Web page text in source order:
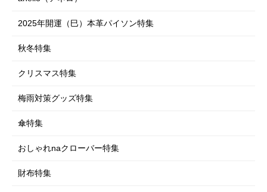
下着・肌着・ソックス
ペットグッズ特集
車・自転車用品
仏壇・仏具・お墓
スマートフォングッズ
コスメ・メイク用品
ダイエット
エクササイズ・ストレッチ
EM-X 備長炭
衛生用品
2025年開運（巳）本革パイソン特集
秋冬特集
クリスマス特集
梅雨対策グッズ特集
傘特集
おしゃれnaクローバー特集
財布特集